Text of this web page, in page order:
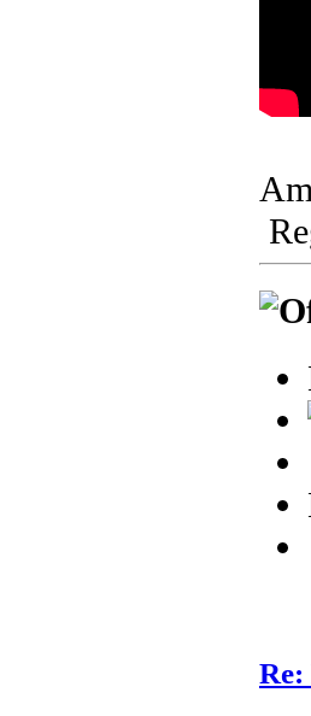
Re: